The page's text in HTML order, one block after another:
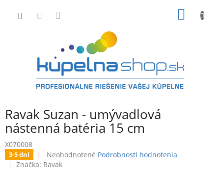
Ravak Suzan - umývadlová
nástenná batéria 15 cm
X070008
3-5 dní
Priemerné
hodnotenie
Neohodnotené Podrobnosti hodnotenia
Značka: Ravak